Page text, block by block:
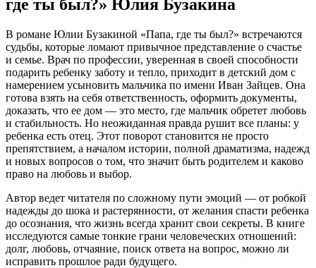
где ты был?» Юлия Бузакина
В романе Юлии Бузакиной «Папа, где ты был?» встречаются
судьбы, которые ломают привычное представление о счастье
и семье. Врач по профессии, уверенная в своей способности
подарить ребенку заботу и тепло, приходит в детский дом с
намерением усыновить мальчика по имени Иван Зайцев. Она
готова взять на себя ответственность, оформить документы,
доказать, что ее дом — это место, где мальчик обретет любовь
и стабильность. Но неожиданная правда рушит все планы: у
ребенка есть отец. Этот поворот становится не просто
препятствием, а началом истории, полной драматизма, надежд
и новых вопросов о том, что значит быть родителем и каково
право на любовь и выбор.
Автор ведет читателя по сложному пути эмоций — от робкой
надежды до шока и растерянности, от желания спасти ребенка
до осознания, что жизнь всегда хранит свои секреты. В книге
исследуются самые тонкие грани человеческих отношений:
долг, любовь, отчаяние, поиск ответа на вопрос, можно ли
исправить прошлое ради будущего.